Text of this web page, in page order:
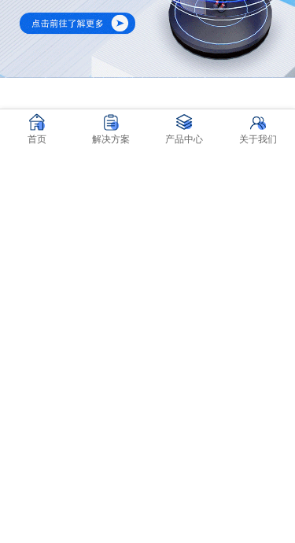
首页 解决方案 产品中心 关于我们